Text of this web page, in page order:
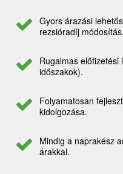
Gyors árazási
rezsióradíj
Rugalmas
időszakok).
Folyamatosan
kidolgozása.
Mindig a naprakész
árakkal.